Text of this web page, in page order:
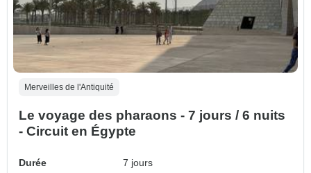
Merveilles de l'Antiquité
Le voyage des pharaons - 7 jours / 6 nuits
- Circuit en Égypte
Durée
7 jours